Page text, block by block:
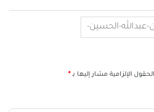
عبدالله-الحسين-
الحقول الإلزامية مشار إليها بـ*